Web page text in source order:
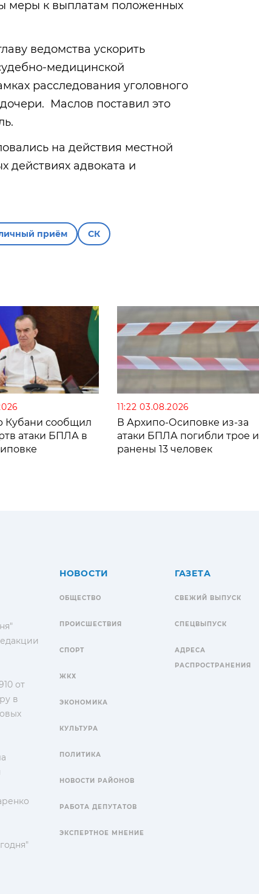
меры к выплатам положенных
ведомства ускорить
медицинской
расследования уголовного
Маслов поставил это
на действия местной
действиях адвоката и
приём СК
Кубани сообщил
атаки БПЛА в
11:22 03.08.2026
В Архипо-Осиповке из-за
атаки БПЛА погибли трое и
ранены 13 человек
от
в
НОВОСТИ
ОБЩЕСТВО
ПРОИСШЕСТВИЯ
СПОРТ
ЖКХ
ЭКОНОМИКА
КУЛЬТУРА
ПОЛИТИКА
НОВОСТИ РАЙОНОВ
РАБОТА ДЕПУТАТОВ
ЭКСПЕРТНОЕ МНЕНИЕ
ГАЗЕТА
СВЕЖИЙ ВЫПУСК
СПЕЦВЫПУСК
АДРЕСА
РАСПРОСТРАНЕНИЯ